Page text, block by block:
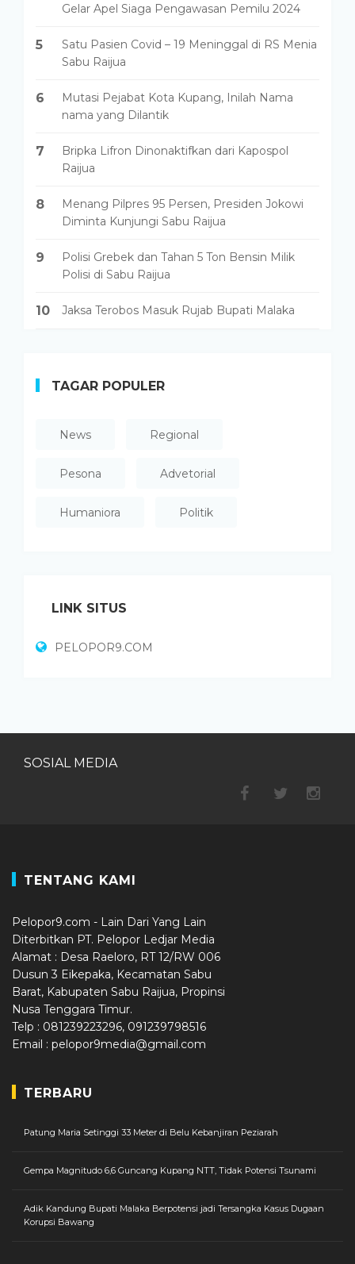
Gelar Apel Siaga Pengawasan Pemilu 2024
5
Satu Pasien Covid – 19 Meninggal di RS Menia
Sabu Raijua
6
Mutasi Pejabat Kota Kupang, Inilah Nama
nama yang Dilantik
7
Bripka Lifron Dinonaktifkan dari Kapospol
Raijua
8
Menang Pilpres 95 Persen, Presiden Jokowi
Diminta Kunjungi Sabu Raijua
9
Polisi Grebek dan Tahan 5 Ton Bensin Milik
Polisi di Sabu Raijua
10 Jaksa Terobos Masuk Rujab Bupati Malaka
TAGAR POPULER
News Regional
Pesona Advetorial
Humaniora Politik
LINK SITUS
PELOPOR9.COM
SOSIAL MEDIA
TENTANG KAMI
Pelopor9.com - Lain Dari Yang Lain
Diterbitkan PT. Pelopor Ledjar Media
Alamat : Desa Raeloro, RT 12/RW 006
Dusun 3 Eikepaka, Kecamatan Sabu
Barat, Kabupaten Sabu Raijua, Propinsi
Nusa Tenggara Timur.
Telp : 081239223296, 091239798516
Email : pelopor9media@gmail.com
TERBARU
Patung Maria Setinggi 33 Meter di Belu Kebanjiran Peziarah
Gempa Magnitudo 6,6 Guncang Kupang NTT, Tidak Potensi Tsunami
Adik Kandung Bupati Malaka Berpotensi jadi Tersangka Kasus Dugaan
Korupsi Bawang